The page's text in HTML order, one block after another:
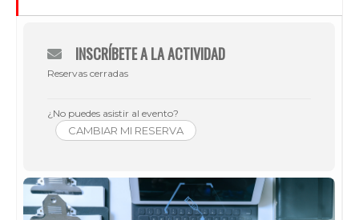
INSCRÍBETE A LA ACTIVIDAD
Reservas cerradas
¿No puedes asistir al evento?
CAMBIAR MI RESERVA